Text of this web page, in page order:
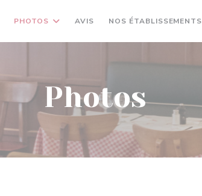
PHOTOS AVIS NOS ÉTABLISSEMENTS
Photos